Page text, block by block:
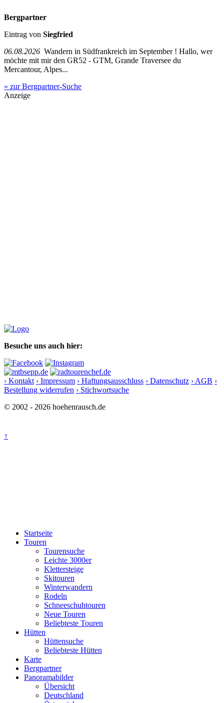
Bergpartner
Eintrag von Siegfried
06.08.2026 Wandern in Südfrankreich im September ! Hallo, wer
möchte mit mir den GR52 - GTM, Grande Traversee du
Mercantour, Alpes...
» zur Bergpartner-Suche
Anzeige
Besuche uns auch hier:
› Kontakt › Impressum › Haftungsausschluss › Datenschutz › AGB ›
Bestellung widerrufen › Stichwortsuche
© 2002 - 2026 hoehenrausch.de
↑
Startseite
Touren
Tourensuche
Leichte 3000er
Klettersteige
Skitouren
Winterwandern
Rodeln
Schneeschuhtouren
Neue Touren
Beliebteste Touren
Hütten
Hüttensuche
Beliebteste Hütten
Karte
Bergpartner
Panoramabilder
Übersicht
Deutschland